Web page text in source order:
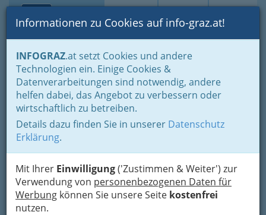
Suche Login Toggle
Informationen zu Cookies auf info-graz.at!
INFOGRAZ.at setzt Cookies und andere
Technologien ein. Einige Cookies &
Datenverarbeitungen sind notwendig, andere
helfen dabei, das Angebot zu verbessern oder
wirtschaftlich zu betreiben.
Details dazu finden Sie in unserer Datenschutz
Erklärung.
Mit Ihrer Einwilligung('Zustimmen & Weiter') zur
Verwendung von personenbezogenen Daten für
Werbung können Sie unsere Seite kostenfrei
nutzen.
Home Branchen
Einkaufen & Schenken - der Handel
Der Handel nach WKO-Gliederung
Landesgremium des Fahrzeughandels
Einzelhandel mit Mopeds und Motorrädern
Einzelhandel mit Mopeds
und Motorrädern Graz und
Graz-Umgebung
Bezirksauswahl